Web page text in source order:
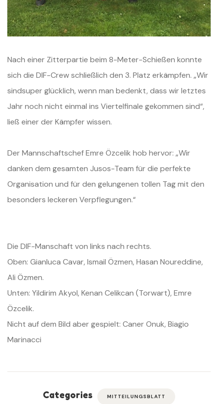
Nach einer Zitterpartie beim 8-Meter-Schießen konnte
sich die DIF-Crew schließlich den 3. Platz erkämpfen. „Wir
sindsuper glücklich, wenn man bedenkt, dass wir letztes
Jahr noch nicht einmal ins Viertelfinale gekommen sind“,
ließ einer der Kämpfer wissen.
Der Mannschaftschef Emre Özcelik hob hervor: „Wir
danken dem gesamten Jusos-Team für die perfekte
Organisation und für den gelungenen tollen Tag mit den
besonders leckeren Verpflegungen.“
Die DIF-Manschaft von links nach rechts.
Oben: Gianluca Cavar, Ismail Özmen, Hasan Noureddine,
Ali Özmen.
Unten: Yildirim Akyol, Kenan Celikcan (Torwart), Emre
Özcelik.
Nicht auf dem Bild aber gespielt: Caner Onuk, Biagio
Marinacci
Categories MITTEILUNGSBLATT